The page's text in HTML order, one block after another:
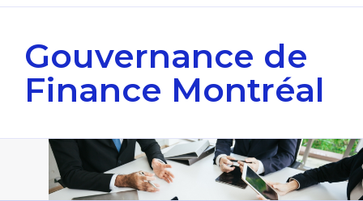
Gouvernance de
Finance Montréal